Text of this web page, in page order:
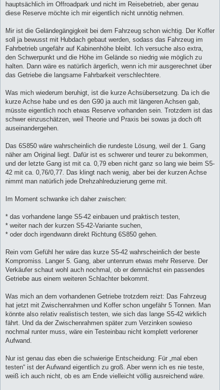
hauptsächlich im Offroadpark und nicht im Reisebetrieb, aber genau
diese Reserve möchte ich mir eigentlich nicht unnötig nehmen.
Mir ist die Geländegängigkeit bei dem Fahrzeug schon wichtig. Der Koffer
soll ja bewusst mit Hubdach gebaut werden, sodass das Fahrzeug im
Fahrbetrieb ungefähr auf Kabinenhöhe bleibt. Ich versuche also extra,
den Schwerpunkt und die Höhe im Gelände so niedrig wie möglich zu
halten. Dann wäre es natürlich ärgerlich, wenn ich mir ausgerechnet über
das Getriebe die langsame Fahrbarkeit verschlechtere.
Was mich wiederum beruhigt, ist die kurze Achsübersetzung. Da ich die
kurze Achse habe und es den G90 ja auch mit längeren Achsen gab,
müsste eigentlich noch etwas Reserve vorhanden sein. Trotzdem ist das
schwer einzuschätzen, weil Theorie und Praxis bei sowas ja doch oft
auseinandergehen.
Das 6S850 wäre wahrscheinlich die rundeste Lösung, weil der 1. Gang
näher am Original liegt. Dafür ist es schwerer und teurer zu bekommen,
und der letzte Gang ist mit ca. 0,79 eben nicht ganz so lang wie beim S5-
42 mit ca. 0,76/0,77. Das klingt nach wenig, aber bei der kurzen Achse
nimmt man natürlich jede Drehzahlreduzierung gerne mit.
Im Moment schwanke ich daher zwischen:
* das vorhandene lange S5-42 einbauen und praktisch testen,
* weiter nach der kurzen S5-42-Variante suchen,
* oder doch irgendwann direkt Richtung 6S850 gehen.
Rein vom Gefühl her wäre das kurze S5-42 wahrscheinlich der beste
Kompromiss. Langer 5. Gang, aber untenrum etwas mehr Reserve. Der
Verkäufer schaut wohl auch nochmal, ob er demnächst ein passendes
Getriebe aus einem weiteren Schlachter bekommt.
Was mich an dem vorhandenen Getriebe trotzdem reizt: Das Fahrzeug
hat jetzt mit Zwischenrahmen und Koffer schon ungefähr 5 Tonnen. Man
könnte also relativ realistisch testen, wie sich das lange S5-42 wirklich
fährt. Und da der Zwischenrahmen später zum Verzinken sowieso
nochmal runter muss, wäre ein Testeinbau nicht komplett verlorener
Aufwand.
Nur ist genau das eben die schwierige Entscheidung: Für „mal eben
testen“ ist der Aufwand eigentlich zu groß. Aber wenn ich es nie teste,
weiß ich auch nicht, ob es am Ende vielleicht völlig ausreichend wäre.